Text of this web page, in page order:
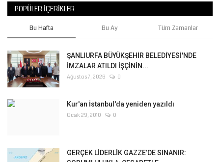
POPÜLER İÇERIKLER
Bu Hafta Bu Ay Tüm Zamanlar
ŞANLIURFA BÜYÜKŞEHİR BELEDİYESİ'NDE
İMZALAR ATILDI İŞÇİNİN...
Ağustos 7, 2026 0
Kur'an İstanbul'da yeniden yazıldı
Ocak 29, 2010 0
GERÇEK LİDERLİK GAZZE’DE SINANIR: